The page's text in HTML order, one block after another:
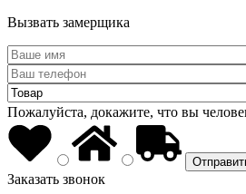
Вызвать замерщика
Пожалуйста, докажите, что вы
Заказать звонок